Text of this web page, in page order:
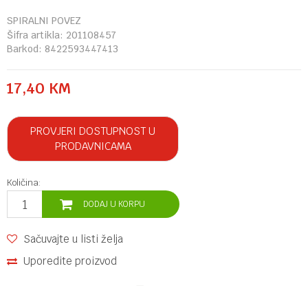
SPIRALNI POVEZ
Šifra artikla: 201108457
Barkod: 8422593447413
17,40 KM
PROVJERI DOSTUPNOST U
PRODAVNICAMA
Količina:
DODAJ U KORPU
Sačuvajte u listi želja
Uporedite proizvod